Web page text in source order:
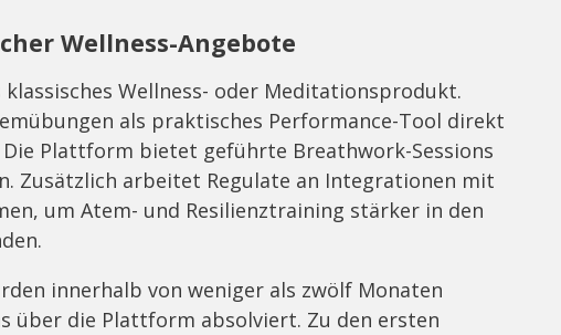
Wellness-Angebote
Wellness- oder Meditationsprodukt.
als praktisches Performance-Tool direkt
Plattform bietet geführte Breathwork-Sessions
Zusätzlich arbeitet Regulate an Integrationen mit
um Atem- und Resilienztraining stärker in den
innerhalb von weniger als zwölf Monaten
über die Plattform absolviert. Zu den ersten